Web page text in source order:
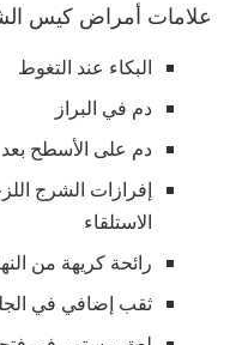
علامات أمراض كيس
البكاء عند التغوط
دم في البراز
دم على الأسطح بعد
إفرازات الشرج
الاستلقاء
رائحة كريهة من
ثقب إضافي في